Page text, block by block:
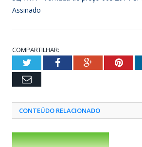
Assinado
COMPARTILHAR:
TwitterFacebookGoogle+
Email
CONTEÚDO RELACIONADO